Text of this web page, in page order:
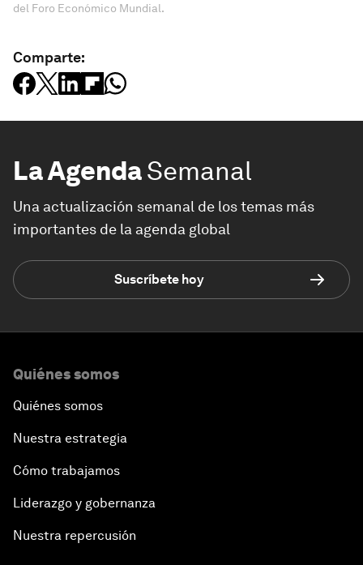
del Foro Económico Mundial.
Comparte:
La AgendaSemanal
Una actualización semanal de los temas más
importantes de la agenda global
Suscríbete hoy
Quiénes somos
Quiénes somos
Nuestra estrategia
Cómo trabajamos
Liderazgo y gobernanza
Nuestra repercusión